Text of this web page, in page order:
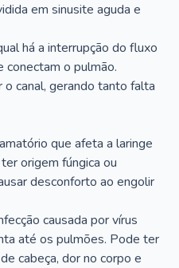
em sinusite aguda e
há a interrupção do fluxo
conectam o pulmão.
canal, gerando tanto falta
que afeta a laringe
origem fúngica ou
desconforto ao engolir
causada por vírus
até os pulmões. Pode ter
cabeça, dor no corpo e